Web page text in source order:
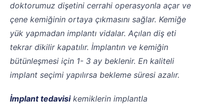
doktorumuz dişetini cerrahi operasyonla açar ve
çene kemiğinin ortaya çıkmasını sağlar. Kemiğe
yük yapmadan implantı vidalar. Açılan diş eti
tekrar dikilir kapatılır. İmplantın ve kemiğin
bütünleşmesi için 1- 3 ay beklenir. En kaliteli
implant seçimi yapılırsa bekleme süresi azalır.
İmplant tedavisikemiklerin implantla